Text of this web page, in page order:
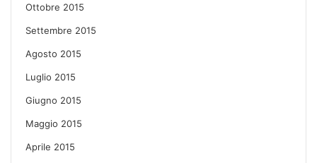
Ottobre 2015
Settembre 2015
Agosto 2015
Luglio 2015
Giugno 2015
Maggio 2015
Aprile 2015